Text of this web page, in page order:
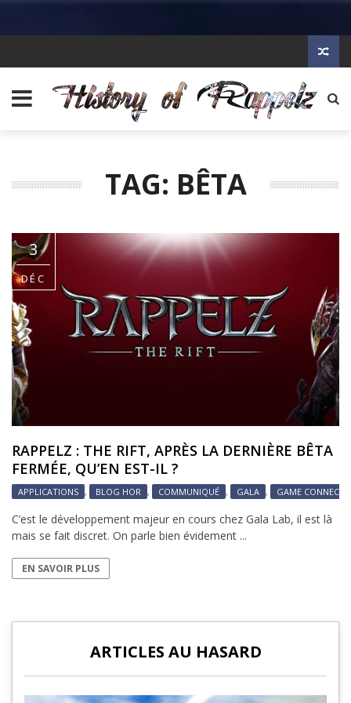
TAG: BÊTA
3
DÉC
RAPPELZ : THE RIFT, APRÈS LA DERNIÈRE BÊTA
FERMÉE, QU’EN EST-IL ?
APPLICATIONS , BLOG HOR , COMMUNIQUÉ , GALA , GAME
C’est le développement majeur en cours chez Gala Lab, il est là
mais se fait discret. On parle bien évidement ...
EN SAVOIR PLUS
ARTICLES AU HASARD